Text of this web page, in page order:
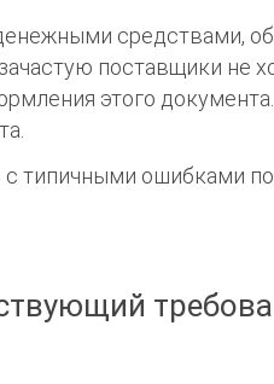
средствами,
зачастую поставщики не
этого
с типичными ошибками